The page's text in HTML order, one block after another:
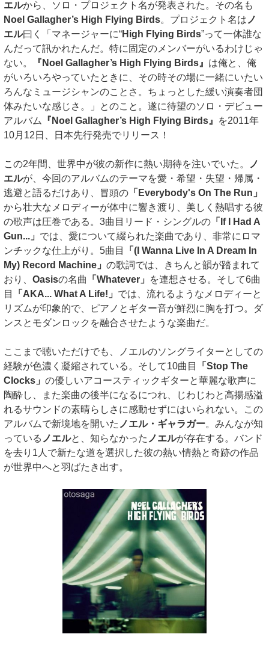
エルから、ソロ・プロジェクト名が発表された。その名も
Noel Gallagher’s High Flying Birds。プロジェクト名は ノ
エル曰く「マネージャーに“High Flying Birds”って一体誰な
んだって訊かれたんだ。特に固定のメンバーがいるわけじゃ
ない。
『Noel Gallagher’s High Flying Birds』 は俺と、俺
がいろいろやっていたときに、その時その場に一緒にいたい
ろんなミュージシャンのことさ。ちょっとした緩い演奏者団
体みたいな感じさ。」とのこと。遂に待望のソロ・デビュー
アルバム
『Noel Gallagher’s High Flying Birds』
を2011年
10月12日、日本先行発売でリリース！
この2年間、世界中が彼の新作に熱い期待を注いでいた。
ノ
エルが、今回のアルバムのテーマを愛・希望・失望・帰属・
逃避と語るだけあり、冒頭の 「Everybody's On The Run」
から壮大なメロディーが体中に響き渡り、美しく熱唱する彼
の歌声は圧巻である。3曲目リード・シングルの 「If I Had A
Gun...」 では、愛について綴られた楽曲であり、非常にロマ
ンチックな仕上がり。5曲目
「(I Wanna Live In A Dream In
My) Record Machine」 の歌詞では、きちんと韻が踏まれて
おり、 Oasisの名曲 「Whatever」
を連想させる。そして6曲
目
「AKA... What A Life!」 では、流れるようなメロディーと
リズムが印象的で、ピアノとギター音が鮮烈に胸を打つ。ダ
ンスとモダンロックを融合させたような楽曲だ。
ここまで聴いただけでも、ノエルのソングライターとしての
経験が色濃く凝縮されている。そして10曲目
「Stop The
Clocks」 の優しいアコースティックギターと華麗な歌声に
陶酔し、また楽曲の後半になるにつれ、じわじわと高揚感溢
れるサウンドの素晴らしさに感動せずにはいられない。この
アルバムで新境地を開いた ノエル・ギャラガー。みんなが知
っている ノエルと、知らなかった ノエルが存在する。バンド
を去り1人で新たな道を選択した彼の熱い情熱と奇跡の作品
が世界中へと羽ばたき出す。